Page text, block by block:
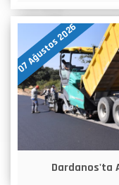
07 Ağustos 2026
Dardanos'ta